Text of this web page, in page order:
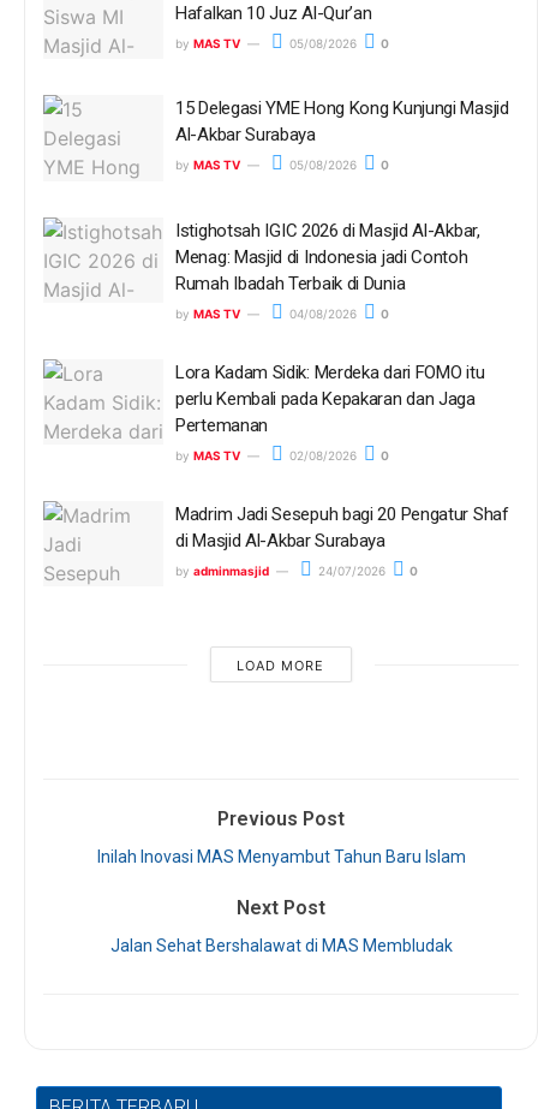
Hafalkan 10 Juz Al-Qur’an
by MAS TV 05/08/2026 0
15 Delegasi YME Hong Kong Kunjungi Masjid
Al-Akbar Surabaya
by MAS TV 05/08/2026 0
Istighotsah IGIC 2026 di Masjid Al-Akbar,
Menag: Masjid di Indonesia jadi Contoh
Rumah Ibadah Terbaik di Dunia
by MAS TV 04/08/2026 0
Lora Kadam Sidik: Merdeka dari FOMO itu
perlu Kembali pada Kepakaran dan Jaga
Pertemanan
by MAS TV 02/08/2026 0
Madrim Jadi Sesepuh bagi 20 Pengatur Shaf
di Masjid Al-Akbar Surabaya
by adminmasjid 24/07/2026 0
LOAD MORE
Previous Post
Inilah Inovasi MAS Menyambut Tahun Baru Islam
Next Post
Jalan Sehat Bershalawat di MAS Membludak